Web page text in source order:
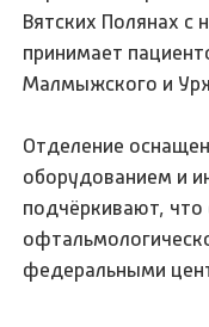
Вятских Полянах с
принимает
Малмыжского и
Отделение
оборудованием и
подчёркивают,
федеральными